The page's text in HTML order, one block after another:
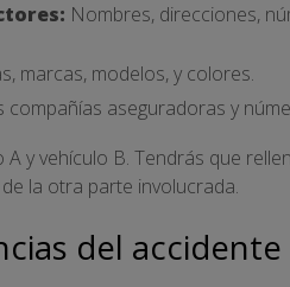
Nombres, direcciones,
marcas, modelos, y colores.
compañías aseguradoras y
y vehículo B. Tendrás que
la otra parte involucrada.
del accidente